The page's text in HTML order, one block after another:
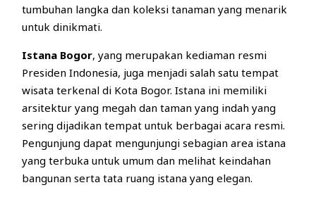
tumbuhan langka dan koleksi tanaman yang menarik
untuk dinikmati.
Istana Bogor, yang merupakan kediaman resmi
Presiden Indonesia, juga menjadi salah satu tempat
wisata terkenal di Kota Bogor. Istana ini memiliki
arsitektur yang megah dan taman yang indah yang
sering dijadikan tempat untuk berbagai acara resmi.
Pengunjung dapat mengunjungi sebagian area istana
yang terbuka untuk umum dan melihat keindahan
bangunan serta tata ruang istana yang elegan.